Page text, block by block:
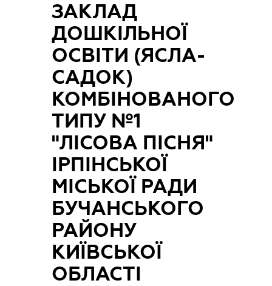
ЗАКЛАД
ДОШКІЛЬНОЇ
ОСВІТИ (ЯСЛА-
САДОК)
КОМБІНОВАНОГО
ТИПУ №1
"ЛІСОВА ПІСНЯ"
ІРПІНСЬКОЇ
МІСЬКОЇ РАДИ
БУЧАНСЬКОГО
РАЙОНУ
КИЇВСЬКОЇ
ОБЛАСТІ